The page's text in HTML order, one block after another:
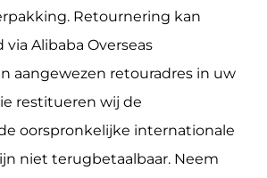
Retournering kan
Alibaba Overseas
aangewezen retouradres in uw
restitueren wij de
oorspronkelijke internationale
niet terugbetaalbaar. Neem